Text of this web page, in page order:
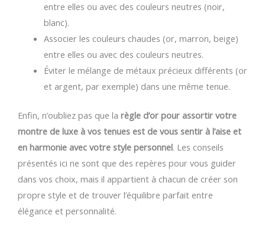
entre elles ou avec des couleurs neutres (noir,
blanc).
Associer les couleurs chaudes (or, marron, beige)
entre elles ou avec des couleurs neutres.
Éviter le mélange de métaux précieux différents (or
et argent, par exemple) dans une même tenue.
Enfin, n’oubliez pas que la règle d’or pour assortir votre
montre de luxe à vos tenues est de vous sentir à l’aise et
en harmonie avec votre style personnel. Les conseils
présentés ici ne sont que des repères pour vous guider
dans vos choix, mais il appartient à chacun de créer son
propre style et de trouver l’équilibre parfait entre
élégance et personnalité.